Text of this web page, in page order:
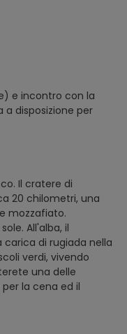
e incontro con la
disposizione per
Il cratere di
20 chilometri, una
mozzafiato.
All'alba, il
di rugiada nella
verdi, vivendo
una delle
la cena ed il